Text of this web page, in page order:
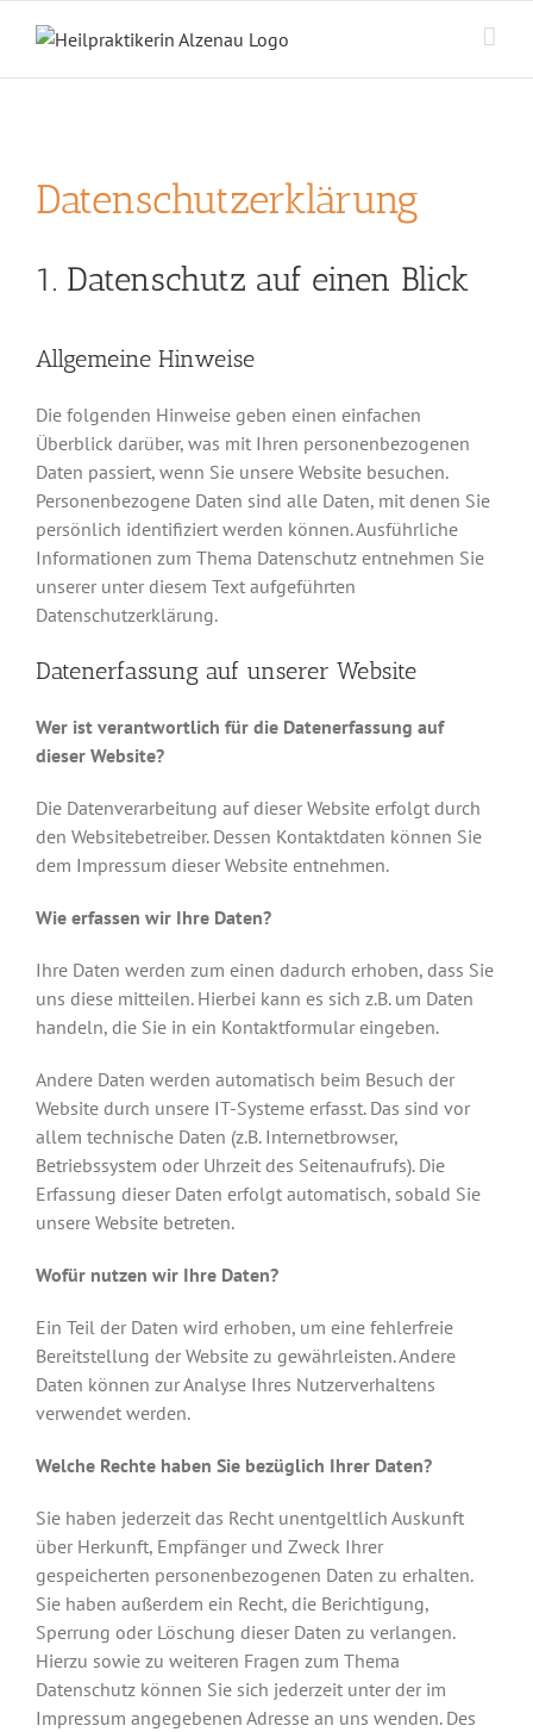
Inhalt
Datenschutzerklärung
1. Datenschutz auf einen Blick
Allgemeine Hinweise
Die folgenden Hinweise geben einen einfachen
Überblick darüber, was mit Ihren personenbezogenen
Daten passiert, wenn Sie unsere Website besuchen.
Personenbezogene Daten sind alle Daten, mit denen Sie
persönlich identifiziert werden können. Ausführliche
Informationen zum Thema Datenschutz entnehmen Sie
unserer unter diesem Text aufgeführten
Datenschutzerklärung.
Datenerfassung auf unserer Website
Wer ist verantwortlich für die Datenerfassung auf
dieser Website?
Die Datenverarbeitung auf dieser Website erfolgt durch
den Websitebetreiber. Dessen Kontaktdaten können Sie
dem Impressum dieser Website entnehmen.
Wie erfassen wir Ihre Daten?
Ihre Daten werden zum einen dadurch erhoben, dass Sie
uns diese mitteilen. Hierbei kann es sich z.B. um Daten
handeln, die Sie in ein Kontaktformular eingeben.
Andere Daten werden automatisch beim Besuch der
Website durch unsere IT-Systeme erfasst. Das sind vor
allem technische Daten (z.B. Internetbrowser,
Betriebssystem oder Uhrzeit des Seitenaufrufs). Die
Erfassung dieser Daten erfolgt automatisch, sobald Sie
unsere Website betreten.
Wofür nutzen wir Ihre Daten?
Ein Teil der Daten wird erhoben, um eine fehlerfreie
Bereitstellung der Website zu gewährleisten. Andere
Daten können zur Analyse Ihres Nutzerverhaltens
verwendet werden.
Welche Rechte haben Sie bezüglich Ihrer Daten?
Sie haben jederzeit das Recht unentgeltlich Auskunft
über Herkunft, Empfänger und Zweck Ihrer
gespeicherten personenbezogenen Daten zu erhalten.
Sie haben außerdem ein Recht, die Berichtigung,
Sperrung oder Löschung dieser Daten zu verlangen.
Hierzu sowie zu weiteren Fragen zum Thema
Datenschutz können Sie sich jederzeit unter der im
Impressum angegebenen Adresse an uns wenden. Des